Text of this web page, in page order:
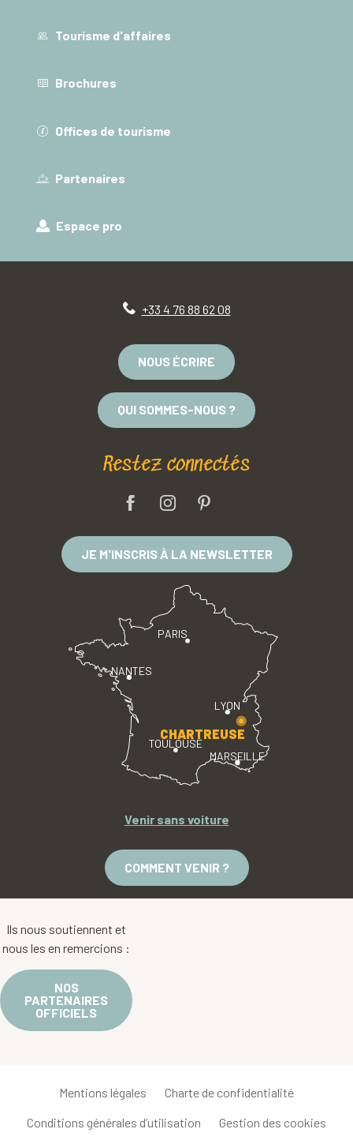
Tourisme d'affaires
Brochures
Offices de tourisme
Partenaires
Espace pro
+33 4 76 88 62 08
NOUS ÉCRIRE
QUI SOMMES-NOUS ?
Restez connectés
JE M'INSCRIS À LA NEWSLETTER
PARIS
LYON
TOULOUSE
MARSEILLE
NANTES
CHARTREUSE
Venir sans voiture
COMMENT VENIR ?
Ils nous soutiennent et
nous les en remercions :
NOS
PARTENAIRES
OFFICIELS
Mentions légales Charte de confidentialité
Conditions générales d’utilisation Gestion des cookies